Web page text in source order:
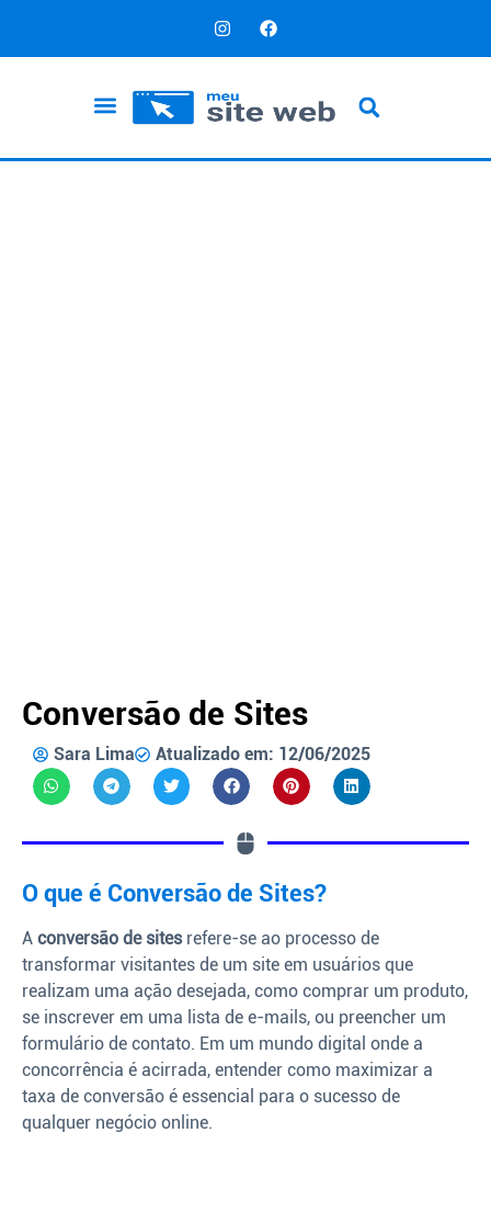
Conversão de Sites
Sara Lima Atualizado em: 12/06/2025
O que é Conversão de Sites?
A conversão de sitesrefere-se ao processo de
transformar visitantes de um site em usuários que
realizam uma ação desejada, como comprar um produto,
se inscrever em uma lista de e-mails, ou preencher um
formulário de contato. Em um mundo digital onde a
concorrência é acirrada, entender como maximizar a
taxa de conversão é essencial para o sucesso de
qualquer negócio online.